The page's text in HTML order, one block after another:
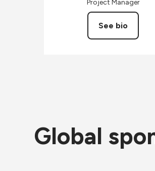
Project Manager
See bio
Global